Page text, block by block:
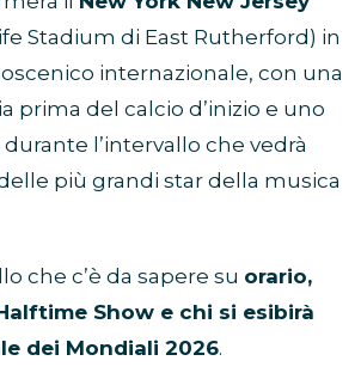
Stadium di East Rutherford) in
internazionale, con una
prima del calcio d’inizio e uno
l’intervallo che vedrà
più grandi star della musica
che c’è da sapere su orario,
Show e chi si esibirà
dei Mondiali 2026.